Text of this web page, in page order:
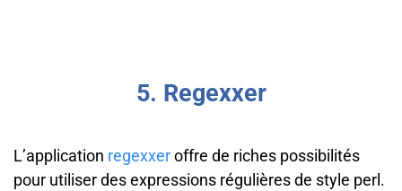
5. Regexxer
L’application regexxeroffre de riches possibilités
pour utiliser des expressions régulières de style perl.